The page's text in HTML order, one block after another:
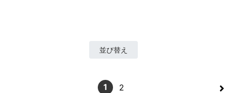
並び替え
>
1 2